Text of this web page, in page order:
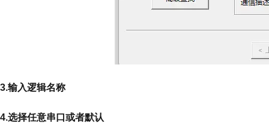
3.输入逻辑名称
4.选择任意串口或者默认